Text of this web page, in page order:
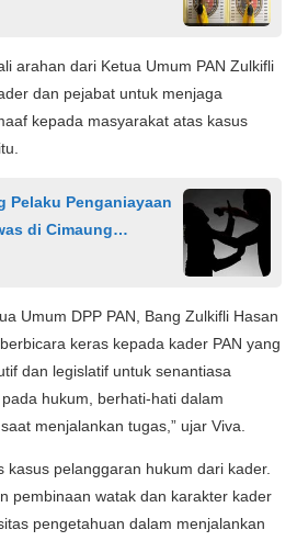
arahan dari Ketua Umum PAN Zulkifli
dan pejabat untuk menjaga
kepada masyarakat atas kasus
Pelaku Penganiayaan
di Cimaung
Umum DPP PAN, Bang Zulkifli Hasan
keras kepada kader PAN yang
dan legislatif untuk senantiasa
hukum, berhati-hati dalam
menjalankan tugas,” ujar Viva.
kasus pelanggaran hukum dari kader.
pembinaan watak dan karakter kader
pengetahuan dalam menjalankan